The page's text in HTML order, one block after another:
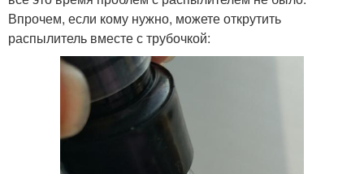
Впрочем, если кому нужно, можете открутить
распылитель вместе с трубочкой: